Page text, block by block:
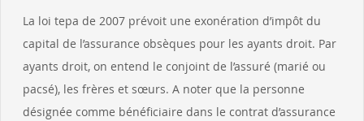
La loi tepa de 2007 prévoit une exonération d’impôt du
capital de l’assurance obsèques pour les ayants droit. Par
ayants droit, on entend le conjoint de l’assuré (marié ou
pacsé), les frères et sœurs. A noter que la personne
désignée comme bénéficiaire dans le contrat d’assurance